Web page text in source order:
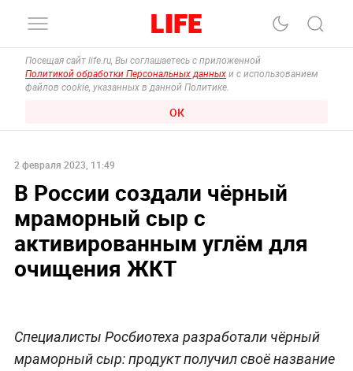
Посещая сайт life.ru, Вы соглашаетесь с приложенной
Политикой обработки Персональных данных и с использованием
файлов cookie, указанных в данной Политике.
ОК
2 февраля 2023, 11:49
В России создали чёрный
мраморный сыр с
активированным углём для
очищения ЖКТ
Специалисты Росбиотеха разработали чёрный
мраморный сыр: продукт получил своё название